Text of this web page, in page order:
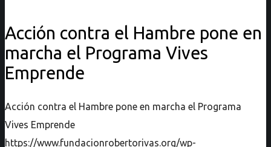
Acción contra el Hambre pone en
marcha el Programa Vives
Emprende
Acción contra el Hambre pone en marcha el Programa
Vives Emprende
https://www.fundacionrobertorivas.org/wp-